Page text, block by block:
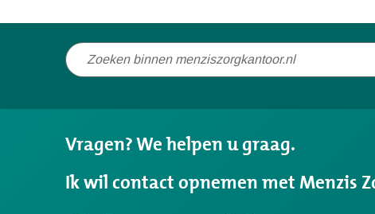
Niet
wat
zocht?
Vragen? We helpen u graag.
Ik wil contact opnemen met Menzis